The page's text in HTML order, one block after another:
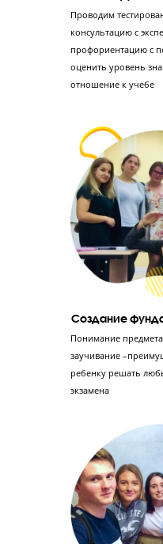
Мини-группадо 8 человек!
Ученик занимается в
по уровню знаний, но во
более сильную группу.
6 этапов